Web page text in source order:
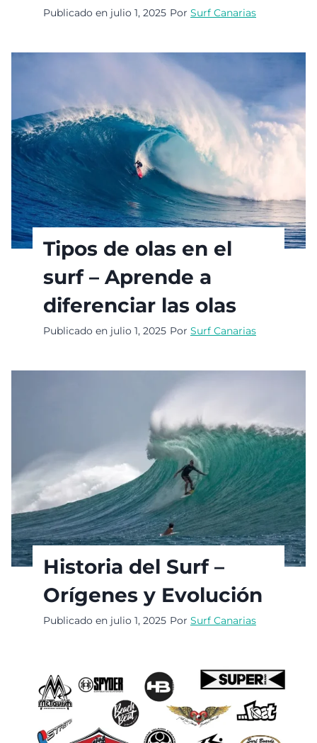
Publicado en julio 1, 2025 Por Surf Canarias
Tipos de olas en el
surf – Aprende a
diferenciar las olas
Publicado en julio 1, 2025 Por Surf Canarias
Historia del Surf –
Orígenes y Evolución
Publicado en julio 1, 2025 Por Surf Canarias